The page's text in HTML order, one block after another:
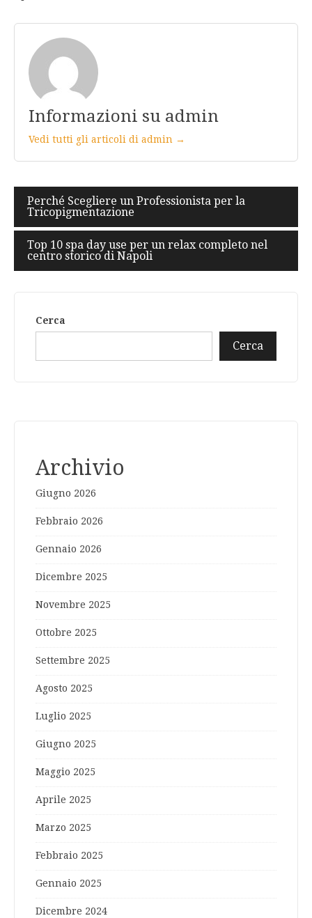
Informazioni su admin
Vedi tutti gli articoli di admin →
Navigazione
articoli
Perché Scegliere un Professionista per la
Tricopigmentazione
Top 10 spa day use per un relax completo nel
centro storico di Napoli
Cerca
Cerca
Archivio
Giugno 2026
Febbraio 2026
Gennaio 2026
Dicembre 2025
Novembre 2025
Ottobre 2025
Settembre 2025
Agosto 2025
Luglio 2025
Giugno 2025
Maggio 2025
Aprile 2025
Marzo 2025
Febbraio 2025
Gennaio 2025
Dicembre 2024